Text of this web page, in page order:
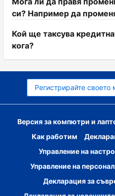
си? Например да
Кой ще таксува
кога?
Регистрирайте своето
Версия за компютри и
Как работим
Управление на
Управление на
Декларация за